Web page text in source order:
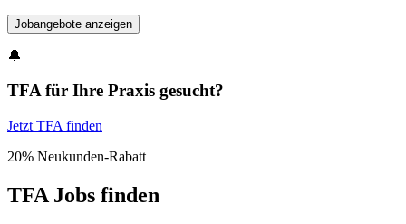
Jobangebote anzeigen
🔔
TFA für Ihre Praxis gesucht?
Jetzt TFA finden
20% Neukunden-Rabatt
TFA Jobs finden